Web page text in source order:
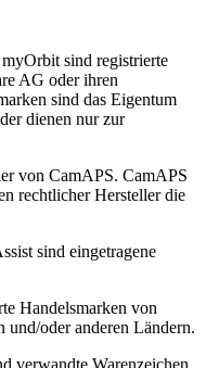
sind registrierte
AG oder ihren
sind das Eigentum
dienen nur zur
von CamAPS. CamAPS
rechtlicher Hersteller die
sind eingetragene
Handelsmarken von
und/oder anderen Ländern.
verwandte Warenzeichen